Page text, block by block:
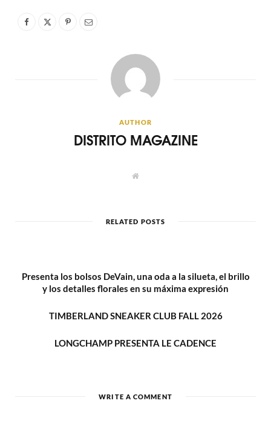
AUTHOR
DISTRITO MAGAZINE
W
e
RELATED POSTS
Presenta los bolsos DeVain, una oda a la silueta, el brillo
y los detalles florales en su máxima expresión
TIMBERLAND SNEAKER CLUB FALL 2026
LONGCHAMP PRESENTA LE CADENCE
WRITE A COMMENT